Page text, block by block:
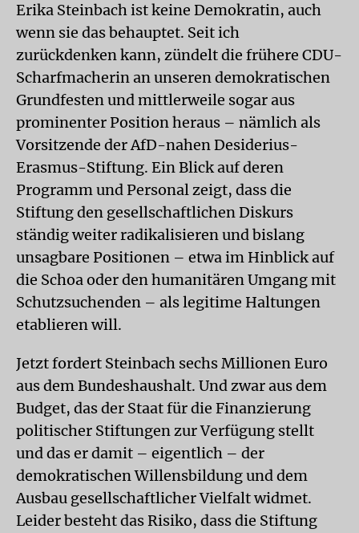
Erika Steinbach ist keine Demokratin, auch
wenn sie das behauptet. Seit ich
zurückdenken kann, zündelt die frühere CDU-
Scharfmacherin an unseren demokratischen
Grundfesten und mittlerweile sogar aus
prominenter Position heraus – nämlich als
Vorsitzende der AfD-nahen Desiderius-
Erasmus-Stiftung. Ein Blick auf deren
Programm und Personal zeigt, dass die
Stiftung den gesellschaftlichen Diskurs
ständig weiter radikalisieren und bislang
unsagbare Positionen – etwa im Hinblick auf
die Schoa oder den humanitären Umgang mit
Schutzsuchenden – als legitime Haltungen
etablieren will.
Jetzt fordert Steinbach sechs Millionen Euro
aus dem Bundeshaushalt. Und zwar aus dem
Budget, das der Staat für die Finanzierung
politischer Stiftungen zur Verfügung stellt
und das er damit – eigentlich – der
demokratischen Willensbildung und dem
Ausbau gesellschaftlicher Vielfalt widmet.
Leider besteht das Risiko, dass die Stiftung